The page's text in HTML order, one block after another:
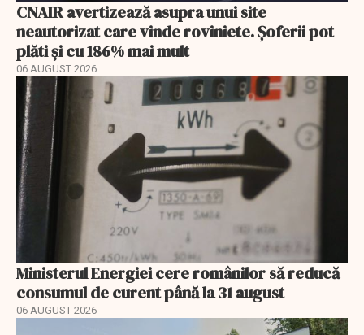
CNAIR avertizează asupra unui site
neautorizat care vinde roviniete. Șoferii pot
plăti și cu 186% mai mult
06 AUGUST 2026
Ministerul Energiei cere românilor să reducă
consumul de curent până la 31 august
06 AUGUST 2026